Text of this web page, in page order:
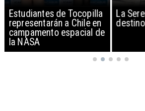
Estudiantes de Tocopilla
representarán a Chile en
campamento espacial de
la NASA
La